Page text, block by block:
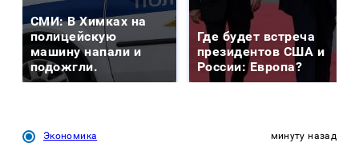
СМИ: В Химках на
полицейскую
машину напали и
подожгли.
Где будет встреча
президентов США и
России: Европа?
Экономика минуту назад